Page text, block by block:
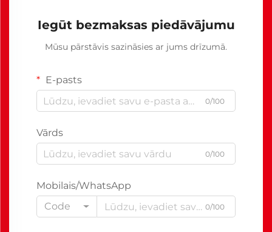
Iegūt bezmaksas piedāvājumu
Mūsu pārstāvis sazināsies ar jums drīzumā.
E-pasts
0/100
Vārds
0/100
Mobilais/WhatsApp
Code
0/100